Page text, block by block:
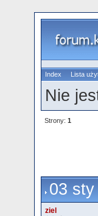
Index Lista
Nie
Strony: 1
03
ziel